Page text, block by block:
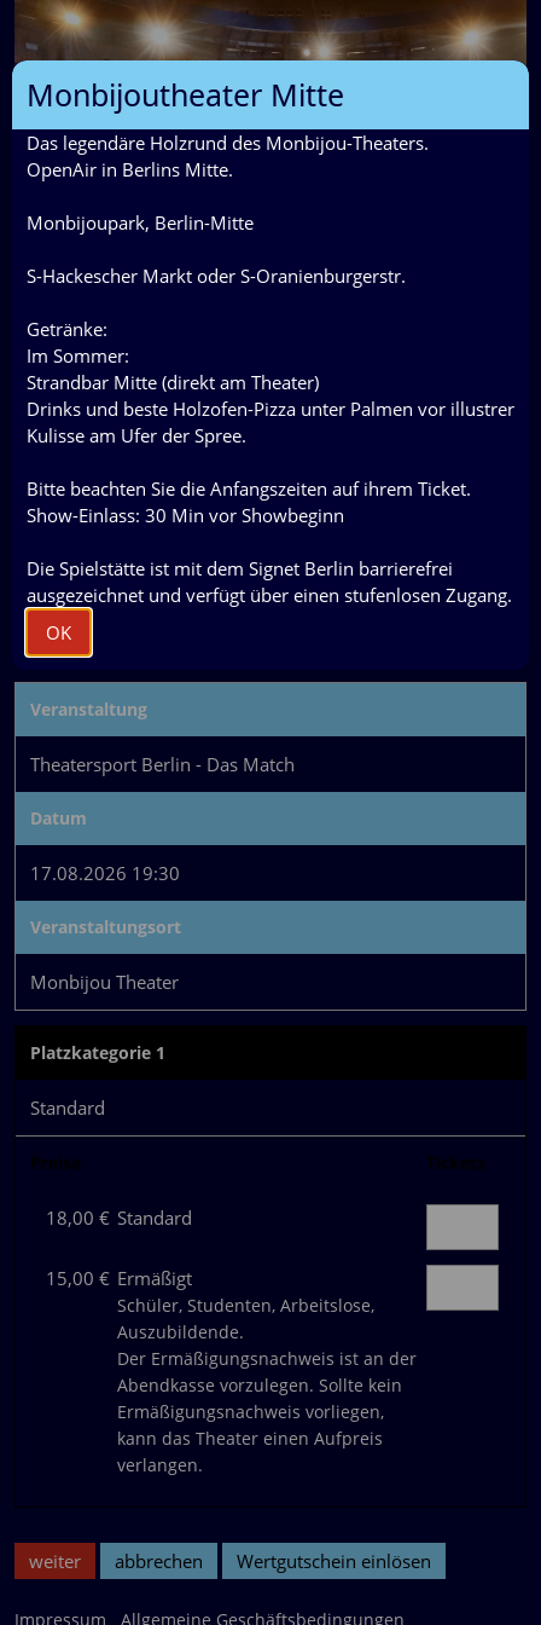
Tickets bestellen
Monbijoutheater Mitte
Das legendäre Holzrund des Monbijou-Theaters.
OpenAir in Berlins Mitte.
Monbijoupark, Berlin-Mitte
S-Hackescher Markt oder S-Oranienburgerstr.
Getränke:
Im Sommer:
Strandbar Mitte (direkt am Theater)
Drinks und beste Holzofen-Pizza unter Palmen vor illustrer
Kulisse am Ufer der Spree.
Bitte beachten Sie die Anfangszeiten auf ihrem Ticket.
Show-Einlass: 30 Min vor Showbeginn
Die Spielstätte ist mit dem Signet Berlin barrierefrei
ausgezeichnet und verfügt über einen stufenlosen Zugang.
OK
1. Plätze
Versand- und Zahlungsart
4. Adresse und Bezahlung
Veranstaltung
Theatersport Berlin - Das Match
Datum
17.08.2026 19:30
Veranstaltungsort
Monbijou Theater
Platzkategorie 1
Standard
Tickets
Preise
18,00 € Standard
15,00 € Ermäßigt
Schüler, Studenten, Arbeitslose,
Auszubildende.
Der Ermäßigungsnachweis ist an der
Abendkasse vorzulegen. Sollte kein
Ermäßigungsnachweis vorliegen,
kann das Theater einen Aufpreis
verlangen.
weiter abbrechen Wertgutschein einlösen